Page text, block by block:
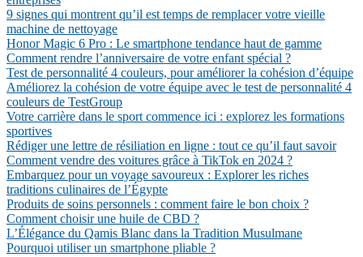
9 signes qui montrent qu’il est temps de remplacer votre vieille
machine de nettoyage
Honor Magic 6 Pro : Le smartphone tendance haut de gamme
Comment rendre l’anniversaire de votre enfant spécial ?
Test de personnalité 4 couleurs, pour améliorer la cohésion d’équipe
Améliorez la cohésion de votre équipe avec le test de personnalité 4
couleurs de TestGroup
Votre carrière dans le sport commence ici : explorez les formations
sportives
Rédiger une lettre de résiliation en ligne : tout ce qu’il faut savoir
Comment vendre des voitures grâce à TikTok en 2024 ?
Embarquez pour un voyage savoureux : Explorer les riches
traditions culinaires de l’Égypte
Produits de soins personnels : comment faire le bon choix ?
Comment choisir une huile de CBD ?
L’Élégance du Qamis Blanc dans la Tradition Musulmane
Pourquoi utiliser un smartphone pliable ?